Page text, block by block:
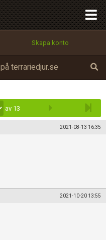
Skapa konto
terrariedjur.se
av 13
2021-08-13 16:35
2021-10-20 13:55
Privacy Policy
Tillbaka till förstasidan